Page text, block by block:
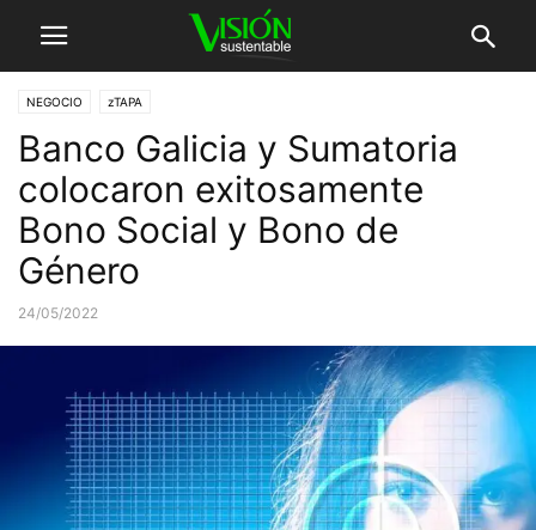
NEGOCIO zTAPA
Banco Galicia y Sumatoria
colocaron exitosamente
Bono Social y Bono de
Género
24/05/2022